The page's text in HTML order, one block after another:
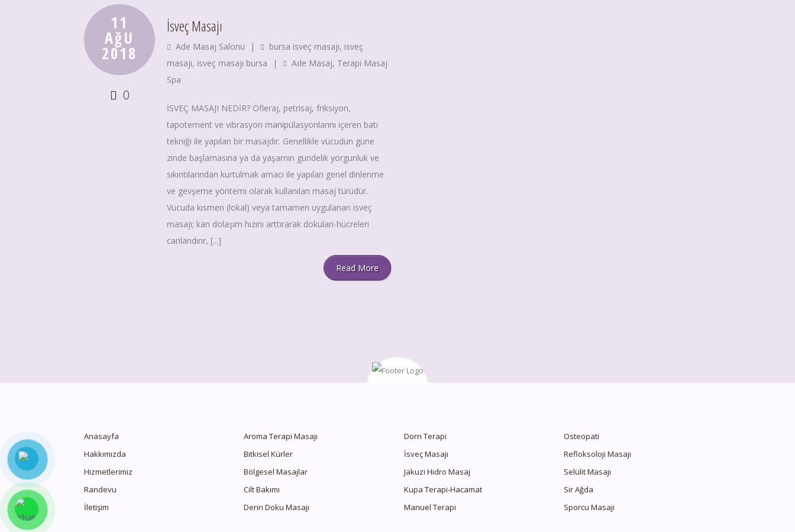
11
AğU
2018
0
İsveç Masajı
Ade Masaj Salonu | bursa isveç masajı, isveç
masajı, isveç masajı bursa | Ade Masaj, Terapi Masaj
Spa
İSVEÇ MASAJI NEDİR? Öfleraj, petrisaj, friksiyon,
tapotement ve vibrasyon manipülasyonlarını içeren batı
tekniği ile yapılan bir masajdır. Genellikle vücudun güne
zinde başlamasına ya da yaşamın gündelik yorgunluk ve
sıkıntılarından kurtulmak amacı ile yapılan genel dinlenme
ve gevşeme yöntemi olarak kullanılan masaj türüdür.
Vücuda kısmen (lokal) veya tamamen uygulanan isveç
masajı; kan dolaşım hızını arttırarak dokuları-hücreleri
canlandırır, [...]
Read More
Anasayfa
Hakkımızda
Hizmetlerimiz
Randevu
İletişim
Aroma Terapi Masajı
Bitkisel Kürler
Bölgesel Masajlar
Cilt Bakımı
Derin Doku Masajı
Dorn Terapi
İsveç Masajı
Jakuzi Hidro Masaj
Kupa Terapi-Hacamat
Manuel Terapi
Osteopati
Refloksoloji Masajı
Selülit Masajı
Sir Ağda
Sporcu Masajı